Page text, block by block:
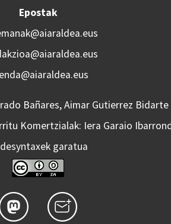
Epostak
Bañares, Aimar Gutierrez
Komertzialak: Iera Garaio
garatua